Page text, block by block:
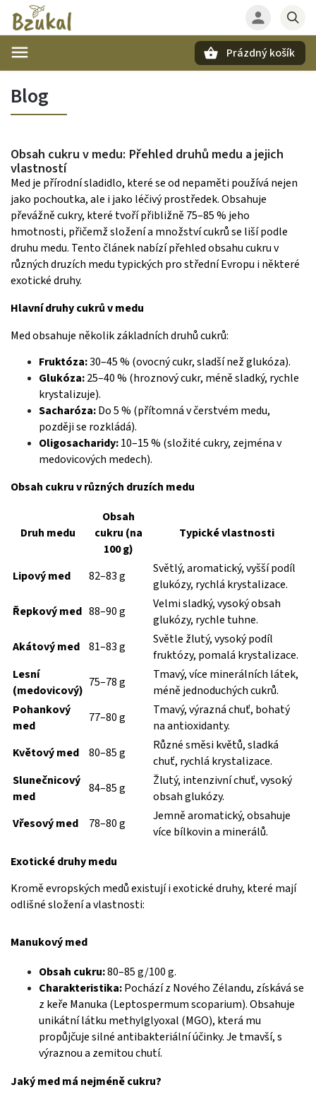
Prázdný košík
Blog
Obsah cukru v medu: Přehled druhů medu a jejich
vlastností
Med je přírodní sladidlo, které se od nepaměti používá nejen
jako pochoutka, ale i jako léčivý prostředek. Obsahuje
převážně cukry, které tvoří přibližně 75–85 % jeho
hmotnosti, přičemž složení a množství cukrů se liší podle
druhu medu. Tento článek nabízí přehled obsahu cukru v
různých druzích medu typických pro střední Evropu i některé
exotické druhy.
Hlavní druhy cukrů v medu
Med obsahuje několik základních druhů cukrů:
Fruktóza:30–45 % (ovocný cukr, sladší než glukóza).
Glukóza:25–40 % (hroznový cukr, méně sladký, rychle
krystalizuje).
Sacharóza:Do 5 % (přítomná v čerstvém medu,
později se rozkládá).
Oligosacharidy:10–15 % (složité cukry, zejména v
medovicových medech).
Obsah cukru v různých druzích medu
Druh medu
Obsah
cukru (na
100 g)
Typické vlastnosti
Lipový med 82–83 g
Světlý, aromatický, vyšší podíl
glukózy, rychlá krystalizace.
Řepkový med 88–90 g
Velmi sladký, vysoký obsah
glukózy, rychle tuhne.
Akátový med 81–83 g
Světle žlutý, vysoký podíl
fruktózy, pomalá krystalizace.
Lesní
(medovicový)
75–78 g
Tmavý, více minerálních látek,
méně jednoduchých cukrů.
Pohankový
med
77–80 g
Tmavý, výrazná chuť, bohatý
na antioxidanty.
Květový med
80–85 g
Různé směsi květů, sladká
chuť, rychlá krystalizace.
Slunečnicový
med
84–85 g
Žlutý, intenzivní chuť, vysoký
obsah glukózy.
Vřesový med
78–80 g
Jemně aromatický, obsahuje
více bílkovin a minerálů.
Exotické druhy medu
Kromě evropských medů existují i exotické druhy, které mají
odlišné složení a vlastnosti:
Manukový med
Obsah cukru:80–85 g/100 g.
Charakteristika:Pochází z Nového Zélandu, získává se
z keře Manuka (Leptospermum scoparium). Obsahuje
unikátní látku methylglyoxal (MGO), která mu
propůjčuje silné antibakteriální účinky. Je tmavší, s
výraznou a zemitou chutí.
Jaký med má nejméně cukru?